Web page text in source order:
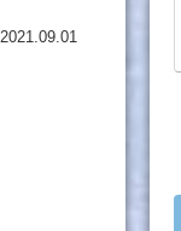
2021.09.01